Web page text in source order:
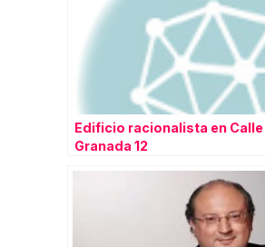
Edificio racionalista en Calle
Granada 12